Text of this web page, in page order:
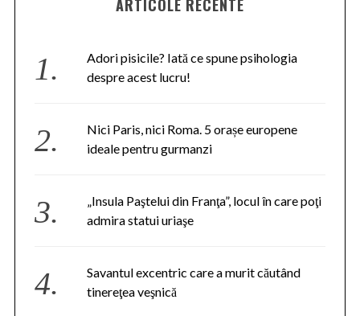
ARTICOLE RECENTE
Adori pisicile? Iată ce spune psihologia
despre acest lucru!
Nici Paris, nici Roma. 5 orașe europene
ideale pentru gurmanzi
„Insula Paştelui din Franţa”, locul în care poţi
admira statui uriaşe
Savantul excentric care a murit căutând
tinereţea veşnică